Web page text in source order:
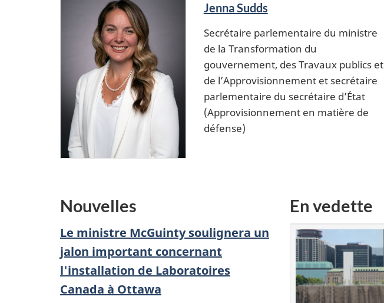
Jenna Sudds
Secrétaire parlementaire du ministre
de la Transformation du
gouvernement, des Travaux publics et
de l’Approvisionnement et secrétaire
parlementaire du secrétaire d’État
(Approvisionnement en matière de
défense)
Nouvelles
Le ministre McGuinty soulignera un
jalon important concernant
l'installation de Laboratoires
Canada à Ottawa
En vedette